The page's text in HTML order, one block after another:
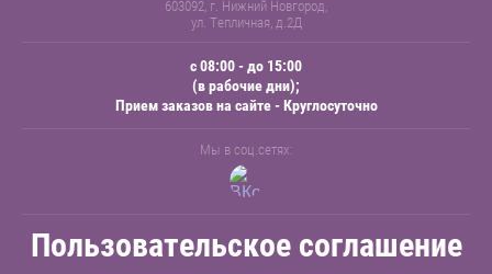
с 08:00 - до 15:00
(в рабочие дни);
Прием заказов на сайте - Круглосуточно
603092, г. Нижний Новгород,
ул. Тепличная, д.2Д
Мы в соц.сетях:
Пользовательское соглашение